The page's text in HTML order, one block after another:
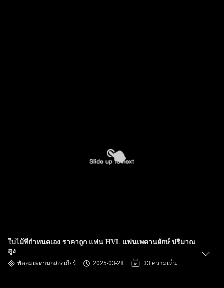
ใบไม้ที่กําหนดเอง ราคาถูก แฟน HVL แฟนเพดานยักษ์ ปริมาณ
สูง
พัดลมเพดานกล่องเกียร์ 2025-03-28 33 ความเห็น